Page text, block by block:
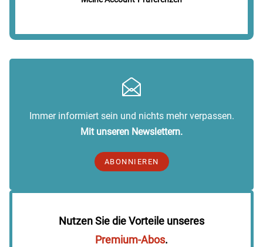
Immer informiert sein und nichts mehr verpassen.
Mit unseren Newslettern.
ABONNIEREN
Nutzen Sie die Vorteile unseres
Premium-Abos.